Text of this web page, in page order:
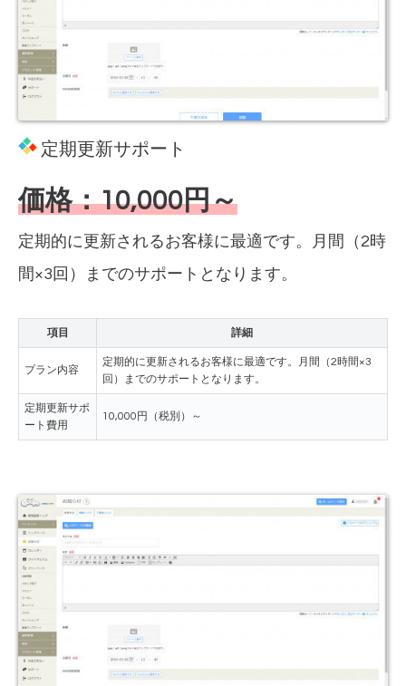
定期更新サポート
価格：10,000円～
定期的に更新されるお客様に最適です。月間（2時
間×3回）までのサポートとなります。
項目 詳細
プラン内容
定期的に更新されるお客様に最適です。月間（2時間×3
回）までのサポートとなります。
定期更新サポ
ート費用
10,000円（税別）～